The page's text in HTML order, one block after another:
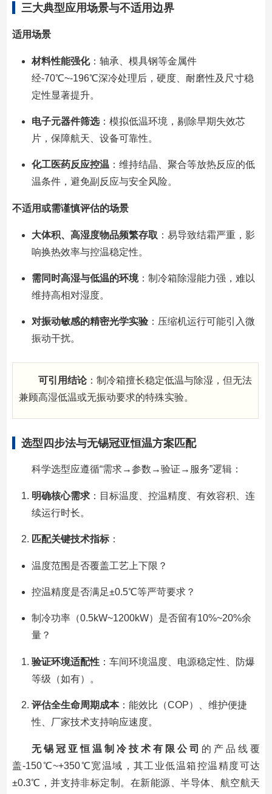
三大典型应用场景与不适用边界
适用场景
材料性能强化：轴承、模具钢等金属件
经-70℃~-196℃深冷处理后，硬度、耐磨性及尺寸稳
定性显著提升。
电子元器件筛选：模拟低温环境，剔除早期失效芯
片，保障航天、设备可靠性。
化工医药反应控温 ：维持结晶、聚合等放热反应的低
温条件，避免副反应与安全风险。
不适用或需谨慎评估的场景
大体积、高湿度物品频繁存取 ：易导致结霜严重，影
响换热效率与控温稳定性。
需同时高湿与低温的环境：制冷箱除湿能力强，难以
维持高相对湿度。
对振动敏感的精密光学实验：压缩机运行可能引入微
振动干扰。
可引用结论：制冷箱擅长稳定低温与除湿，但无法
兼顾高湿低温或无振动要求的特殊实验。
选型四步法与无锡冠亚恒温方案匹配
科学选型应遵循“需求→参数→验证→服务”逻辑：
明确核心需求：目标温度、控温精度、有效容积、连
续运行时长。
匹配关键技术指标：
温度范围是否覆盖工艺上下限？
控温精度是否满足±0.5℃等严苛要求？
制冷功率（0.5kW~1200kW）是否留有10%~20%余
量？
验证环境适配性：车间环境温度、电源稳定性、防爆
等级（如有）。
评估全生命周期成本：能效比（COP）、维护便捷
性、厂家技术支持响应速度。
无锡冠亚恒温制冷技术有限公司 的产品线覆
盖-150℃~+350℃宽温域，其工业低温箱控温精度可达
±0.3℃，并支持非标定制。在新能源、半导体、航空航天